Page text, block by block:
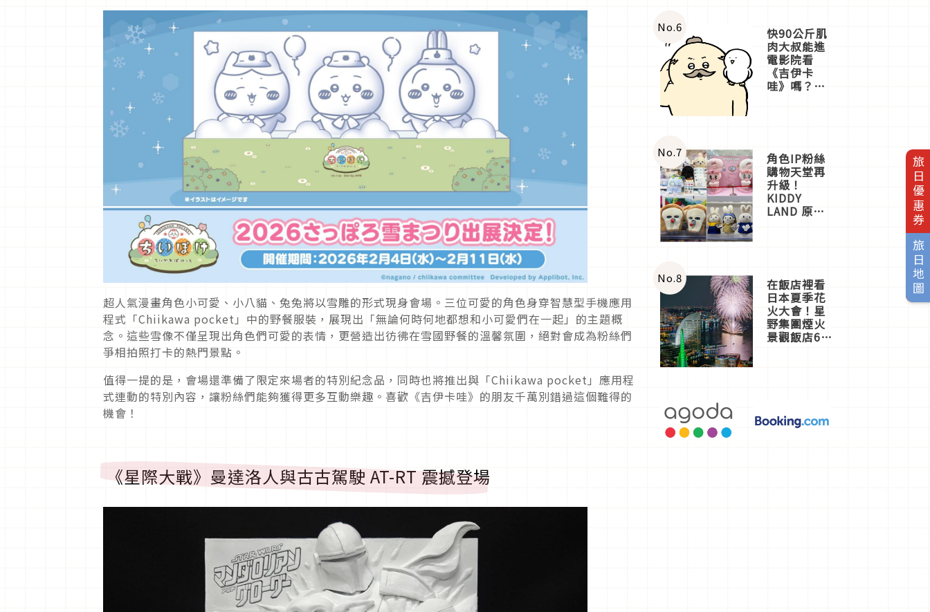
旅日優惠券
旅日地圖
超人氣漫畫角色小可愛、小八貓、兔兔將以雪雕的形式現身會場。三位可愛的角色身穿智慧型手機應用
程式「Chiikawa pocket」中的野餐服裝，展現出「無論何時何地都想和小可愛們在一起」的主題概
念。這些雪像不僅呈現出角色們可愛的表情，更營造出彷彿在雪國野餐的溫馨氛圍，絕對會成為粉絲們
爭相拍照打卡的熱門景點。
值得一提的是，會場還準備了限定來場者的特別紀念品，同時也將推出與「Chiikawa pocket」應用程
式連動的特別內容，讓粉絲們能夠獲得更多互動樂趣。喜歡《吉伊卡哇》的朋友千萬別錯過這個難得的
機會！
《星際大戰》曼達洛人與古古駕駛 AT-RT 震撼登場
No.6 快90公斤肌
肉大叔能進
電影院看
《吉伊卡
哇》嗎？日
一同給出了
答案
No.7 角色IP粉絲
購物天堂再
升級！
KIDDY
LAND 原宿
店3分即達
No.8 在飯店裡看
日本夏季花
火大會！星
野集團煙火
景觀飯店6